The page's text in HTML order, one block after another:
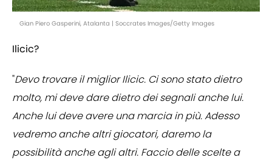
Gian Piero Gasperini, Atalanta | Soccrates Images/Getty Images
Ilicic?
"Devo trovare il miglior Ilicic. Ci sono stato dietro
molto, mi deve dare dietro dei segnali anche lui.
Anche lui deve avere una marcia in più. Adesso
vedremo anche altri giocatori, daremo la
possibilità anche agli altri. Faccio delle scelte a